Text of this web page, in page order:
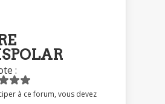
:
vous devez